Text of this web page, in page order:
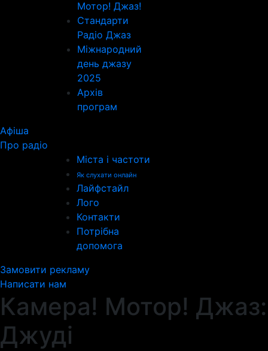
Мотор! Джаз!
Стандарти
Радіо Джаз
Міжнародний
день джазу
2025
Архів
програм
Афіша
Про радіо
Міста і частоти
Як слухати онлайн
Лайфстайл
Лого
Контакти
Потрібна
допомога
Замовити рекламу
Написати нам
Камера! Мотор! Джаз:
Джуді